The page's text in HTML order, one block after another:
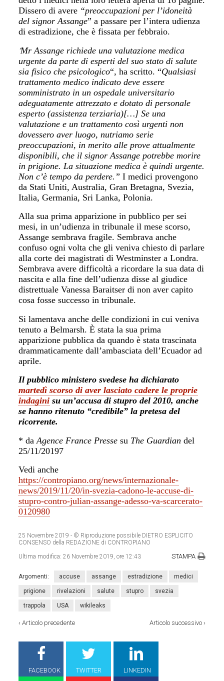
Dissero di avere “preoccupazioni per l’idoneità
del signor Assange” a passare per l’intera udienza
di estradizione, che è fissata per febbraio.
“Mr Assange richiede una valutazione medica
urgente da parte di esperti del suo stato di salute
sia fisico che psicologico“, ha scritto. “Qualsiasi
trattamento medico indicato deve essere
somministrato in un ospedale universitario
adeguatamente attrezzato e dotato di personale
esperto (assistenza terziaria)[…] Se una
valutazione e un trattamento così urgenti non
dovessero aver luogo, nutriamo serie
preoccupazioni, in merito alle prove attualmente
disponibili, che il signor Assange potrebbe morire
in prigione. La situazione medica è quindi urgente.
Non c’è tempo da perdere.” I medici provengono
da Stati Uniti, Australia, Gran Bretagna, Svezia,
Italia, Germania, Sri Lanka, Polonia.
Alla sua prima apparizione in pubblico per sei
mesi, in un’udienza in tribunale il mese scorso,
Assange sembrava fragile. Sembrava anche
confuso ogni volta che gli veniva chiesto di parlare
alla corte dei magistrati di Westminster a Londra.
Sembrava avere difficoltà a ricordare la sua data di
nascita e alla fine dell’udienza disse al giudice
distrettuale Vanessa Baraitser di non aver capito
cosa fosse successo in tribunale.
Si lamentava anche delle condizioni in cui veniva
tenuto a Belmarsh. È stata la sua prima
apparizione pubblica da quando è stata trascinata
drammaticamente dall’ambasciata dell’Ecuador ad
aprile.
Il pubblico ministero svedese ha dichiarato
martedì scorso di aver lasciato cadere le proprie
indagini su un’accusa di stupro del 2010, anche
se hanno ritenuto “credibile” la pretesa del
ricorrente.
* da Agence France Pressesu The Guardiandel
25/11/20197
Vedi anche
https://contropiano.org/news/internazionale-
news/2019/11/20/in-svezia-cadono-le-accuse-di-
stupro-contro-julian-assange-adesso-va-scarcerato-
0120980
25 Novembre 2019 - © Riproduzione possibile DIETRO ESPLICITO
CONSENSO della REDAZIONE di CONTROPIANO
Ultima modifica:26 Novembre 2019, ore 12:43 STAMPA
Argomenti: accuse assange estradizione medici
prigione rivelazioni salute stupro svezia
trappola USA wikileaks
‹Articolo precedente Articolo successivo›
FACEBOOK TWITTER LINKEDIN